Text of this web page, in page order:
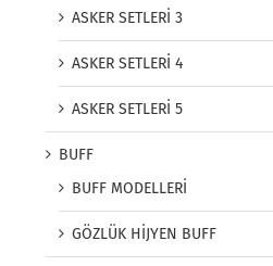
ASKER SETLERİ 3
ASKER SETLERİ 4
ASKER SETLERİ 5
BUFF
BUFF MODELLERİ
GÖZLÜK HİJYEN BUFF